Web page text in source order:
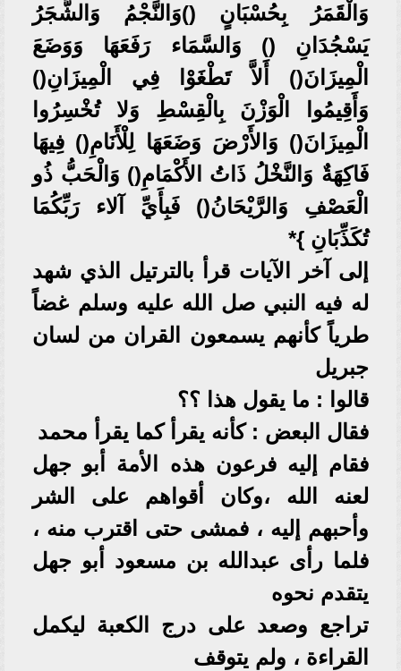
وَالْقَمَرُ بِحُسْبَانٍ ()وَالنَّجْمُ وَالشَّجَرُ
يَسْجُدَانِ () وَالسَّمَاء رَفَعَهَا وَوَضَعَ
الْمِيزَانَ() أَلاَّ تَطْغَوْا فِي الْمِيزَانِ()
وَأَقِيمُوا الْوَزْنَ بِالْقِسْطِ وَلا تُخْسِرُوا
الْمِيزَانَ() وَالأَرْضَ وَضَعَهَا لِلْأَنَامِ() فِيهَا
فَاكِهَةٌ وَالنَّخْلُ ذَاتُ الأَكْمَامِ() وَالْحَبُّ ذُو
الْعَصْفِ وَالرَّيْحَانُ() فَبِأَيِّ آلاء رَبِّكُمَا
تُكَذِّبَانِ }*
إلى آخر الآيات قرأ بالترتيل الذي شهد
له فيه النبي صل الله عليه وسلم غضاً
طرياً كأنهم يسمعون القران من لسان
جبريل
قالوا : ما يقول هذا ؟؟
فقال البعض : كأنه يقرأ كما يقرأ محمد
فقام إليه فرعون هذه الأمة أبو جهل
لعنه الله ،وكان أقواهم على الشر
وأحبهم إليه ، فمشى حتى اقترب منه ،
فلما رأى عبدالله بن مسعود أبو جهل
يتقدم نحوه
تراجع وصعد على درج الكعبة ليكمل
القراءة ، ولم يتوقف